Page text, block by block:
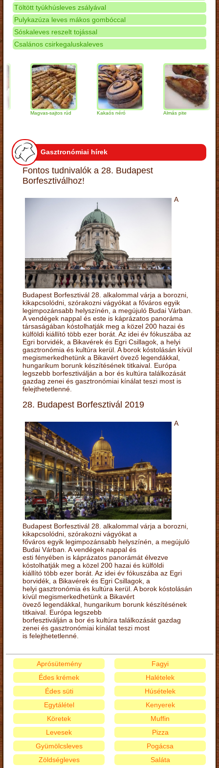
Töltött tyúkhúsleves zsályával
Pulykazúza leves mákos gombóccal
Sóskaleves reszelt tojással
Csalános csirkegaluskaleves
Magvas-sajtos rúd Kakaós néró Almás pite
Gasztronómiai hírek
Fontos tudnivalók a 28. Budapest
Borfesztiválhoz!
A
Budapest Borfesztivál 28. alkalommal várja a borozni,
kikapcsolódni, szórakozni vágyókat a főváros egyik
legimpozánsabb helyszínén, a megújuló Budai Várban.
A vendégek nappal és este is káprázatos panoráma
társaságában kóstolhatják meg a közel 200 hazai és
külföldi kiállító több ezer borát. Az idei év fókuszába az
Egri borvidék, a Bikavérek és Egri Csillagok, a helyi
gasztronómia és kultúra kerül. A borok kóstolásán kívül
megismerkedhetünk a Bikavért övező legendákkal,
hungarikum borunk készítésének titkaival. Európa
legszebb borfesztiválján a bor és kultúra találkozását
gazdag zenei és gasztronómiai kínálat teszi most is
felejthetetlenné.
28. Budapest Borfesztivál 2019
A
Budapest Borfesztivál 28. alkalommal várja a borozni,
kikapcsolódni, szórakozni vágyókat a
főváros egyik legimpozánsabb helyszínén, a megújuló
Budai Várban. A vendégek nappal és
esti fényében is káprázatos panorámát élvezve
kóstolhatják meg a közel 200 hazai és külföldi
kiállító több ezer borát. Az idei év fókuszába az Egri
borvidék, a Bikavérek és Egri Csillagok, a
helyi gasztronómia és kultúra kerül. A borok kóstolásán
kívül megismerkedhetünk a Bikavért
övező legendákkal, hungarikum borunk készítésének
titkaival. Európa legszebb
borfesztiválján a bor és kultúra találkozását gazdag
zenei és gasztronómiai kínálat teszi most
is felejthetetlenné.
Aprósütemény
Édes krémek
Édes süti
Egytálétel
Fagyi
Halételek
Húsételek
Kenyerek
Köretek
Levesek
Gyümölcsleves
Zöldségleves
Muffin
Pizza
Pogácsa
Saláta